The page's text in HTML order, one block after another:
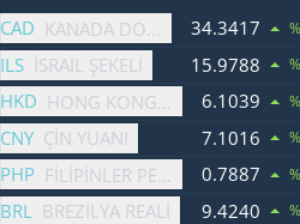
İsim FiyatDeğişim
CAD KANADA DOLARI 34.3417
ILS İSRAIL ŞEKELI 15.9788
HKD HONG KONG DOLARI6.1039
CNY ÇIN YUANI 7.1016
PHP FILIPINLER PESOSU0.7887
BRL BREZILYA REALI 9.4240